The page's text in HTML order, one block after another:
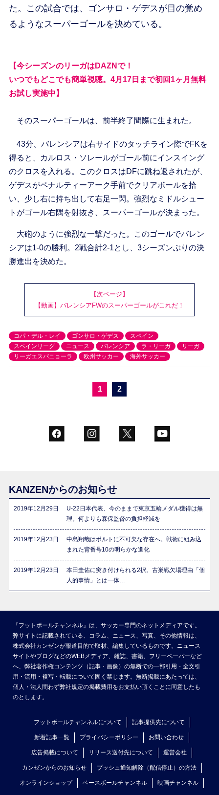
た。この試合では、ゴンサロ・ゲデスが目の覚め
るようなスーパーゴールを決めている。
【今シーズンのリーガはDAZNで！
いつでもどこでも簡単視聴。4月17日まで初回1ヶ月無料
お試し実施中】
そのスーパーゴールは、前半終了間際に生まれた。
43分、バレンシアは右サイドのタッチライン際でFKを
得ると、カルロス・ソレールがゴール前にインスイング
のクロスを入れる。このクロスはDFに跳ね返されたが、
ゲデスがペナルティーアーク手前でクリアボールを拾
い、少し右に持ち出して右足一閃。強烈なミドルシュー
トがゴール右隅を射抜き、スーパーゴールが決まった。
大砲のように強烈な一撃だった。このゴールでバレン
シアは1-0の勝利。2戦合計2-1とし、3シーズンぶりの決
勝進出を決めた。
【次ページ】
【動画】バレンシアFWのスーパーゴールがこれだ！
コパ・デル・レイ ゴンサロ・ゲデス
スペイン
スペインリーグ
ニュース バレンシア ラ・リーガ
リーガ
リーガエスパニョーラ
欧州サッカー 海外サッカー
1 2
KANZENからのお知らせ
2019年12月29日
U-22日本代表、今のままで東京五輪メダル獲得は無
理。何よりも森保監督の負担軽減を
2019年12月23日
中島翔哉はポルトに不可欠な存在へ。戦術に組み込
まれた背番号10の明らかな進化
2019年12月23日
本田圭佑に突き付けられる2択。古巣戦欠場理由「個
人的事情」とは一体…
『フットボールチャンネル』は、サッカー専門のネットメディアです。
弊サイトに記載されている、コラム、ニュース、写真、その他情報は、
株式会社カンゼンが報道目的で取材、編集しているものです。ニュース
サイトやブログなどのWEBメディア、雑誌、書籍、フリーペーパーなど
へ、弊社著作権コンテンツ（記事・画像）の無断での一部引用・全文引
用・流用・複写・転載について固く禁じます。無断掲載にあたっては、
個人・法人問わず弊社規定の掲載費用をお支払い頂くことに同意したも
のとします。
フットボールチャンネルについて 記事提供先について
新着記事一覧 プライバシーポリシー お問い合わせ
広告掲載について リリース送付先について 運営会社
カンゼンからのお知らせ プッシュ通知解除（配信停止）の方法
オンラインショップ ベースボールチャンネル 映画チャンネル